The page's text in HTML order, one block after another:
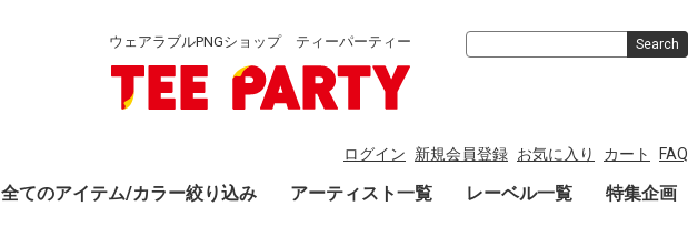
ウェアラブルPNGショップ ティーパーティー
ログイン 新規会員登録 お気に入り カート FAQ
全てのアイテム/カラー絞り込み アーティスト一覧 レーベル一覧 特集企画
Search